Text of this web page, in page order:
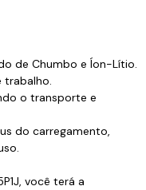
de Chumbo e Íon-Lítio.
trabalho.
o transporte e
do carregamento,
você terá a